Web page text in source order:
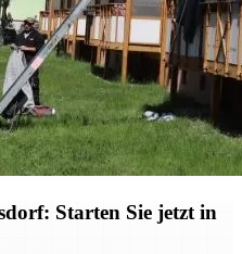
Starten Sie jetzt in